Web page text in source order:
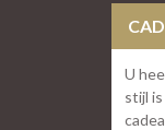
U
stijl